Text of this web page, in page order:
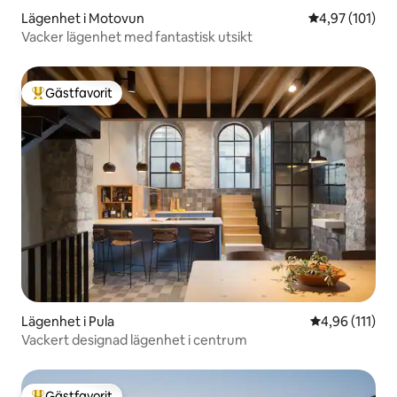
Lägenhet i Motovun 4,97 av 5 i
4,97 (101)
Vacker lägenhet med fantastisk utsikt
Populär gästfavorit
Gästfavorit
Lägenhet i Pula 4,96 av 5 i
4,96 (111)
Vackert designad lägenhet i centrum